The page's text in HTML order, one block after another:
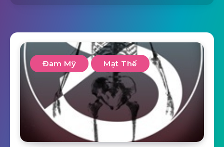
Đam Mỹ Mạt Thế